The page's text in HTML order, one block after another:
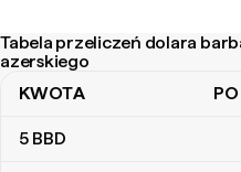
Tabela przeliczeń dolara
azerskiego
Tabela przeliczeń dolara
KWOTA
5 BBD